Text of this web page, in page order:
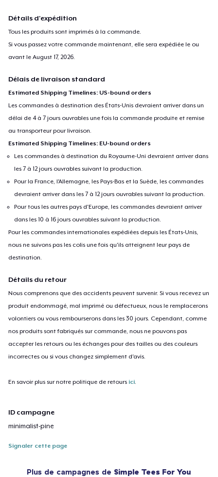
Détails d'expédition
Tous les produits sont imprimés à la commande.
Si vous passez votre commande maintenant, elle sera expédiée le ou
avant leAugust 17, 2026
Délais de livraison standard
Estimated Shipping Timelines: US-bound orders
Les commandes à destination des États-Unis devraient arriver dans un
délai de 4 à 7 jours ouvrables une fois la commande produite et remise
au transporteur pour livraison.
Estimated Shipping Timelines: EU-bound orders
Les commandes à destination du Royaume-Uni devraient arriver dans
les 7 à 12 jours ouvrables suivant la production.
Pour la France, l'Allemagne, les Pays-Bas et la Suède, les commandes
devraient arriver dans les 7 à 12 jours ouvrables suivant la production.
Pour tous les autres pays d'Europe, les commandes devraient arriver
dans les 10 à 16 jours ouvrables suivant la production.
Pour les commandes internationales expédiées depuis les États-Unis,
nous ne suivons pas les colis une fois qu'ils atteignent leur pays de
destination.
Détails du retour
Nous comprenons que des accidents peuvent survenir. Si vous recevez un
produit endommagé, mal imprimé ou défectueux, nous le remplacerons
volontiers ou vous rembourserons dans les 30 jours. Cependant, comme
nos produits sont fabriqués sur commande, nous ne pouvons pas
accepter les retours ou les échanges pour des tailles ou des couleurs
incorrectes ou si vous changez simplement d'avis.
En savoir plus sur notre politique de retours ici
ID campagne
minimalist-pine
Signaler cette page
Plus de campagnes de Simple Tees For You